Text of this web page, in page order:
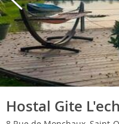
Hostal Gite